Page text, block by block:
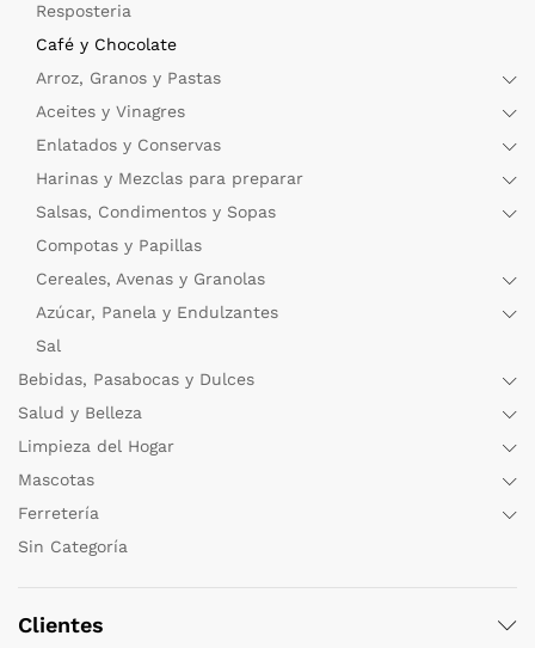
Resposteria
Café y Chocolate
Arroz, Granos y Pastas
Aceites y Vinagres
Enlatados y Conservas
Harinas y Mezclas para preparar
Salsas, Condimentos y Sopas
Compotas y Papillas
Cereales, Avenas y Granolas
Azúcar, Panela y Endulzantes
Sal
Bebidas, Pasabocas y Dulces
Salud y Belleza
Limpieza del Hogar
Mascotas
Ferretería
Sin Categoría
Clientes